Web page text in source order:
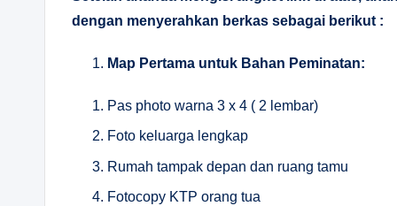
dengan menyerahkan berkas sebagai berikut :
Map Pertama untuk Bahan Peminatan:
Pas photo warna 3 x 4 ( 2 lembar)
Foto keluarga lengkap
Rumah tampak depan dan ruang tamu
Fotocopy KTP orang tua